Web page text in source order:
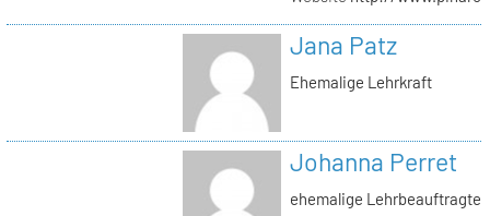
Jana Patz
Ehemalige Lehrkraft
Johanna Perret
ehemalige Lehrbeauftragte